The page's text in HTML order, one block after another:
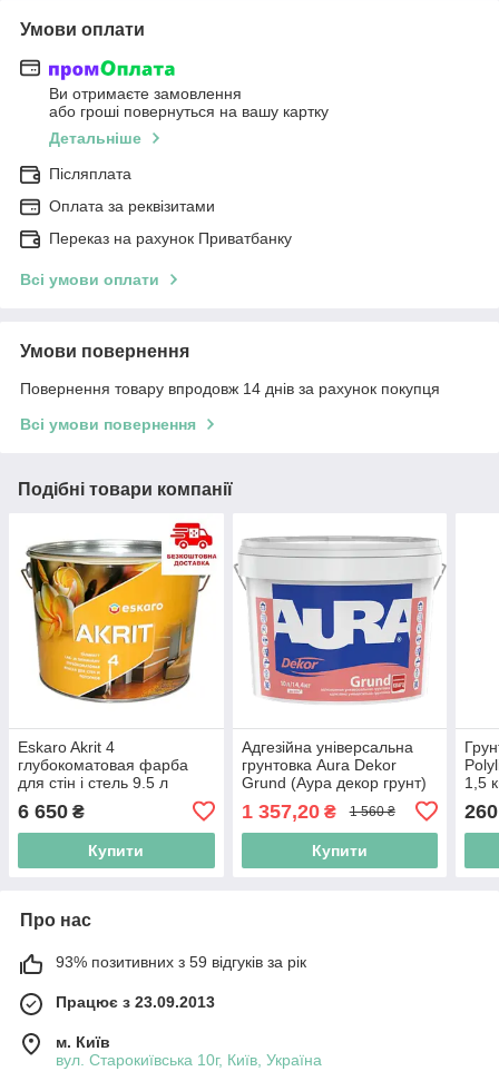
Умови оплати
Ви отримаєте замовлення
або гроші повернуться на вашу картку
Детальніше
Післяплата
Оплата за реквізитами
Переказ на рахунок Приватбанку
Всі умови оплати
Умови повернення
Повернення товару впродовж 14 днів за рахунок покупця
Всі умови повернення
Подібні товари компанії
Eskaro Akrit 4
глубокоматовая фарба
для стін і стель 9.5 л
6 650 ₴
Купити
Адгезійна універсальна
грунтовка Aura Dekor
Grund (Аура декор грунт)
1 357,20₴ 1 560 ₴
Купити
1,5
260
Про нас
93% позитивних з 59 відгуків за рік
Працює з 23.09.2013
м. Київ
вул. Старокиївська 10г, Київ, Україна